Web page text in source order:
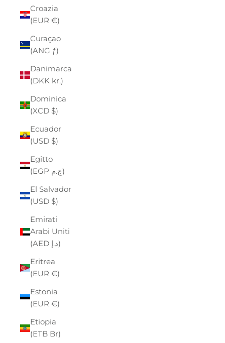
Croazia
(EUR €)
Curaçao
(ANG ƒ)
Danimarca
(DKK kr.)
Dominica
(XCD $)
Ecuador
(USD $)
Egitto
(EGP ج.م)
El Salvador
(USD $)
Emirati
Arabi Uniti
(AED د.إ)
Eritrea
(EUR €)
Estonia
(EUR €)
Etiopia
(ETB Br)